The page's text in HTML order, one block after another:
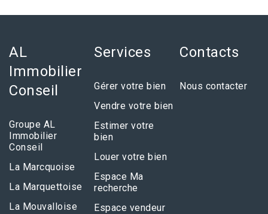
AL
Immobilier
Conseil
Groupe AL
Immobilier
Conseil
La Marcquoise
La Marquettoise
La Mouvalloise
Services
Gérer votre bien
Vendre votre bien
Estimer votre
bien
Louer votre bien
Espace Ma
recherche
Espace vendeur
Contacts
Nous contacter